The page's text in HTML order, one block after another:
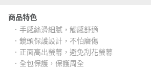
商品特色
．手感絲滑細膩，觸感舒適
．鏡頭保護設計，不怕磨傷
．正面高出螢幕，避免刮花螢幕
．全包保護，保護周全